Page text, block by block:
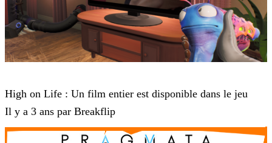
High on Life : Un film entier est disponible dans le jeu
Il y a 3 ans par Breakflip